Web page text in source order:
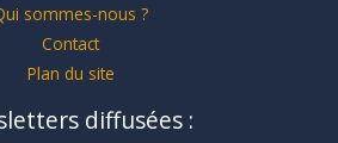
sommes-nous ?
Contact
Plan du site
diffusées :